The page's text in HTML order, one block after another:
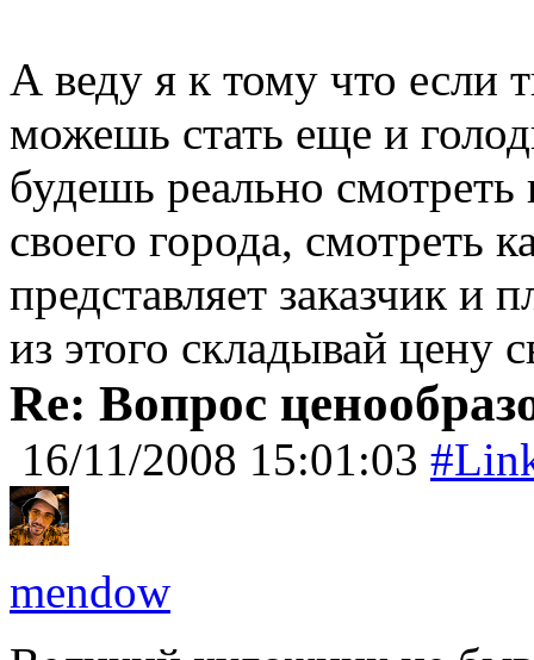
А веду я к тому что
можешь стать еще и
будешь реально
своего города, смотреть
представляет заказчик
из этого складывай цену
Re: Вопрос
16/11/2008 15:01:03
mendow